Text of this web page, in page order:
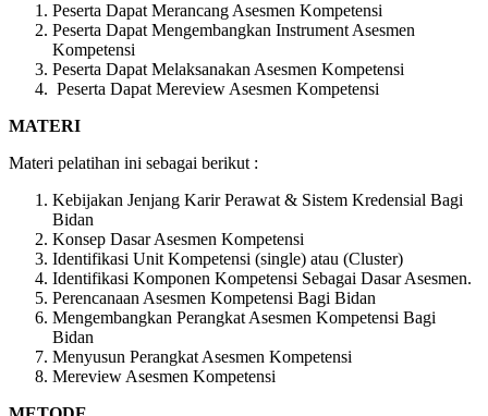
Peserta Dapat Merancang Asesmen Kompetensi
Peserta Dapat Mengembangkan Instrument Asesmen
Kompetensi
Peserta Dapat Melaksanakan Asesmen Kompetensi
Peserta Dapat Mereview Asesmen Kompetensi
MATERI
Materi pelatihan ini sebagai berikut :
Kebijakan Jenjang Karir Perawat & Sistem Kredensial Bagi
Bidan
Konsep Dasar Asesmen Kompetensi
Identifikasi Unit Kompetensi (single) atau (Cluster)
Identifikasi Komponen Kompetensi Sebagai Dasar Asesmen.
Perencanaan Asesmen Kompetensi Bagi Bidan
Mengembangkan Perangkat Asesmen Kompetensi Bagi
Bidan
Menyusun Perangkat Asesmen Kompetensi
Mereview Asesmen Kompetensi